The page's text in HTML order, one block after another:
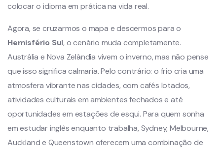
colocar o idioma em prática na vida real.
Agora, se cruzarmos o mapa e descermos para o
Hemisfério Sul, o cenário muda completamente.
Austrália e Nova Zelândia vivem o inverno, mas não pense
que isso significa calmaria. Pelo contrário: o frio cria uma
atmosfera vibrante nas cidades, com cafés lotados,
atividades culturais em ambientes fechados e até
oportunidades em estações de esqui. Para quem sonha
em estudar inglês enquanto trabalha, Sydney, Melbourne,
Auckland e Queenstown oferecem uma combinação de